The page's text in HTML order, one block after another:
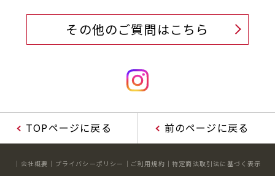
その他のご質問はこちら
TOPページに戻る 前のページに戻る
会社概要 プライバシーポリシー ご利用規約
特定商法取引法に基づく表示